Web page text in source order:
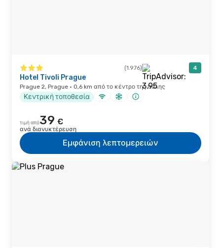
(1.976) 4
Hotel Tivoli Prague
Prague 2, Prague · 0,6 km από το κέντρο της πόλης
Κεντρική τοποθεσία
τιμή από39 €
ανά διανυκτέρευση
Εμφάνιση λεπτομερειών